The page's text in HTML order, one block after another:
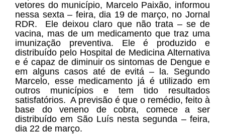
vetores do município, Marcelo Paixão, informou
nessa sexta – feira, dia 19 de março, no Jornal
RDR. Ele deixou claro que não trata – se de
vacina, mas de um medicamento que traz uma
imunização preventiva. Ele é produzido e
distribuído pelo Hospital de Medicina Alternativa
e é capaz de diminuir os sintomas de Dengue e
em alguns casos até de evitá – la. Segundo
Marcelo, esse medicamento já é utilizado em
outros municípios e tem tido resultados
satisfatórios. A previsão é que o remédio, feito à
base do veneno de cobra, comece a ser
distribuído em São Luís nesta segunda – feira,
dia 22 de março.